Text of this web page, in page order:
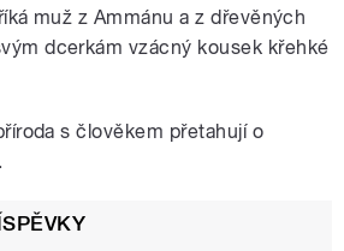
muž z Ammánu a z dřevěných
dcerkám vzácný kousek křehké
s člověkem přetahují o